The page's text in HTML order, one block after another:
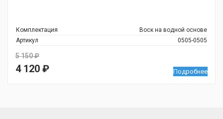
Комплектация
Воск на водной основе
Артикул
0505-0505
5 150₽
Первоначальная
4 120 ₽
Подробнее